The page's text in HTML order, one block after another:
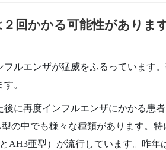
回かかる可能性がありま
ルエンザが猛威をふるっています
。
に再度インフルエンザにかかる患
の中でも様々な種類があります。
AH3亜型）が流行しています。昨年